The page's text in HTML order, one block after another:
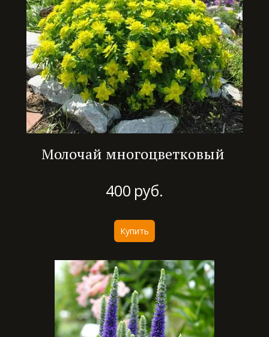
Молочай многоцветковый
400 руб.
Купить